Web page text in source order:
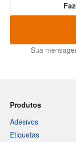
Sua
Produtos
Adesivos
Etiquetas